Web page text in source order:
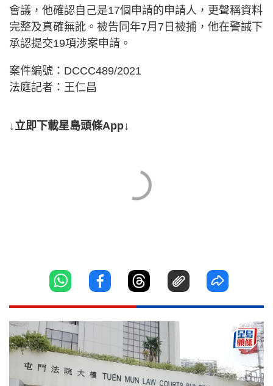
會議，他確認自己是17個申請的申請人，更聲稱資料
完整及真確無訛。被告同年7月7日被捕，他在警誡下
承認提交19項涉案申請。
案件編號：DCCC489/2021
法庭記者：王仁昌
↓立即下載星島頭條App↓